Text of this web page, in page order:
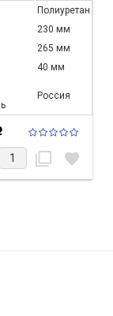
Полиуретан
230 мм
265 мм
40 мм
Россия
filter_none favorite